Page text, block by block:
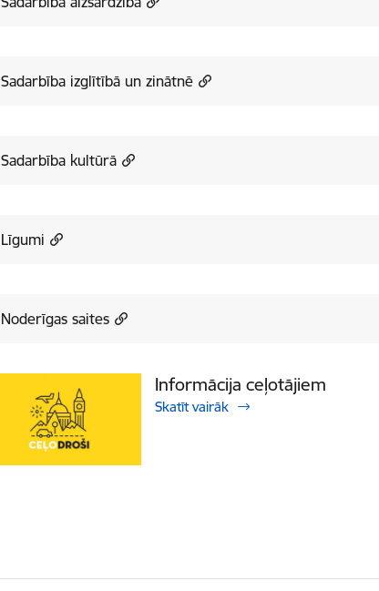
Sadarbība izglītībā un zinātnē
Sadarbība kultūrā
Līgumi
Noderīgas saites
Informācija ceļotājiem
Skatīt vairāk